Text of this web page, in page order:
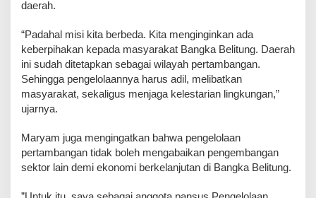
daerah.
‎“Padahal misi kita berbeda. Kita menginginkan ada
keberpihakan kepada masyarakat Bangka Belitung. Daerah
ini sudah ditetapkan sebagai wilayah pertambangan.
Sehingga pengelolaannya harus adil, melibatkan
masyarakat, sekaligus menjaga kelestarian lingkungan,”
ujarnya.
‎Maryam juga mengingatkan bahwa pengelolaan
pertambangan tidak boleh mengabaikan pengembangan
sektor lain demi ekonomi berkelanjutan di Bangka Belitung.